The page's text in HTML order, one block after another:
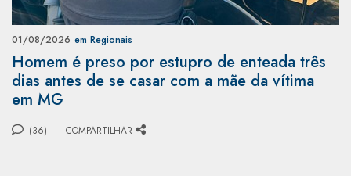
01/08/2026 em Regionais
Homem é preso por estupro de enteada três
dias antes de se casar com a mãe da vítima
em MG
(36) COMPARTILHAR